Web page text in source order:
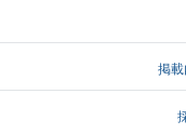
掲